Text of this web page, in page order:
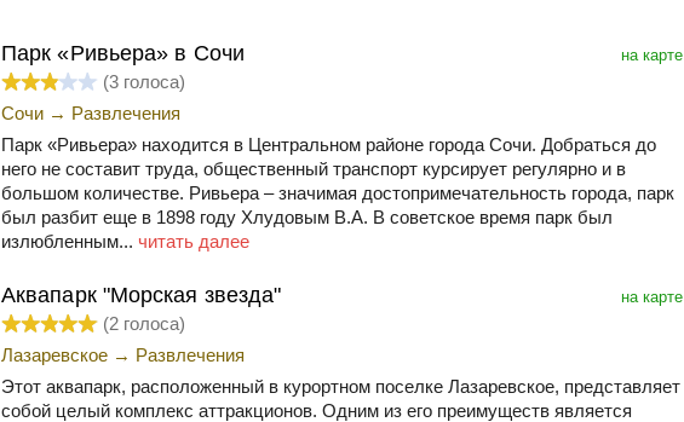
на карте
Парк «Ривьера» в Сочи
(3 голоса)
Сочи → Развлечения
Парк «Ривьера» находится в Центральном районе города Сочи. Добраться до
него не составит труда, общественный транспорт курсирует регулярно и в
большом количестве. Ривьера – значимая достопримечательность города, парк
был разбит еще в 1898 году Хлудовым В.А. В советское время парк был
излюбленным... читать далее
на карте
Аквапарк "Морская звезда"
(2 голоса)
Лазаревское → Развлечения
Этот аквапарк, расположенный в курортном поселке Лазаревское, представляет
собой целый комплекс аттракционов. Одним из его преимуществ является